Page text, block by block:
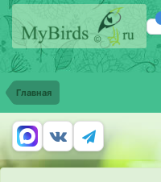
Главная